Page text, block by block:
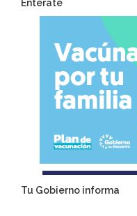
Entérate
Tu Gobierno informa